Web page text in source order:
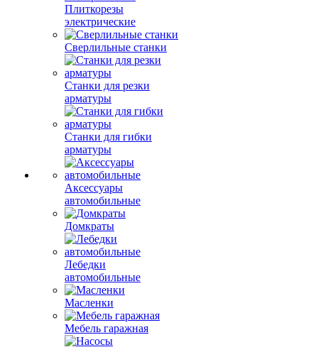
Плиткорезы
электрические
Сверлильные станки
Станки для резки
арматуры
Станки для гибки
арматуры
Аксессуары
автомобильные
Домкраты
Лебедки
автомобильные
Масленки
Мебель гаражная